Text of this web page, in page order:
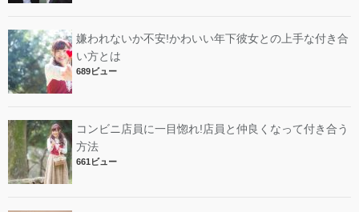
嫌われないか不安!かわいい年下彼女との上手な付き合
い方とは
689ビュー
コンビニ店員に一目惚れ!店員と仲良くなって付き合う
方法
661ビュー